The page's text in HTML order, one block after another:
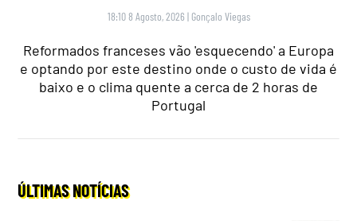
18:10 8 Agosto, 2026 | Gonçalo Viegas
Reformados franceses vão 'esquecendo' a Europa
e optando por este destino onde o custo de vida é
baixo e o clima quente a cerca de 2 horas de
Portugal
ÚLTIMAS NOTÍCIAS